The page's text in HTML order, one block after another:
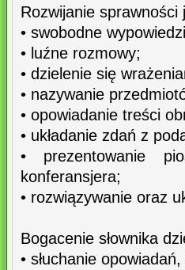
Rozwijanie
• swobodne
• luźne rozmowy;
• dzielenie się
• nazywanie
• opowiadanie treści
• układanie zdań z
• prezentowanie
konferansjera;
• rozwiązywanie oraz
Bogacenie słownika
• słuchanie